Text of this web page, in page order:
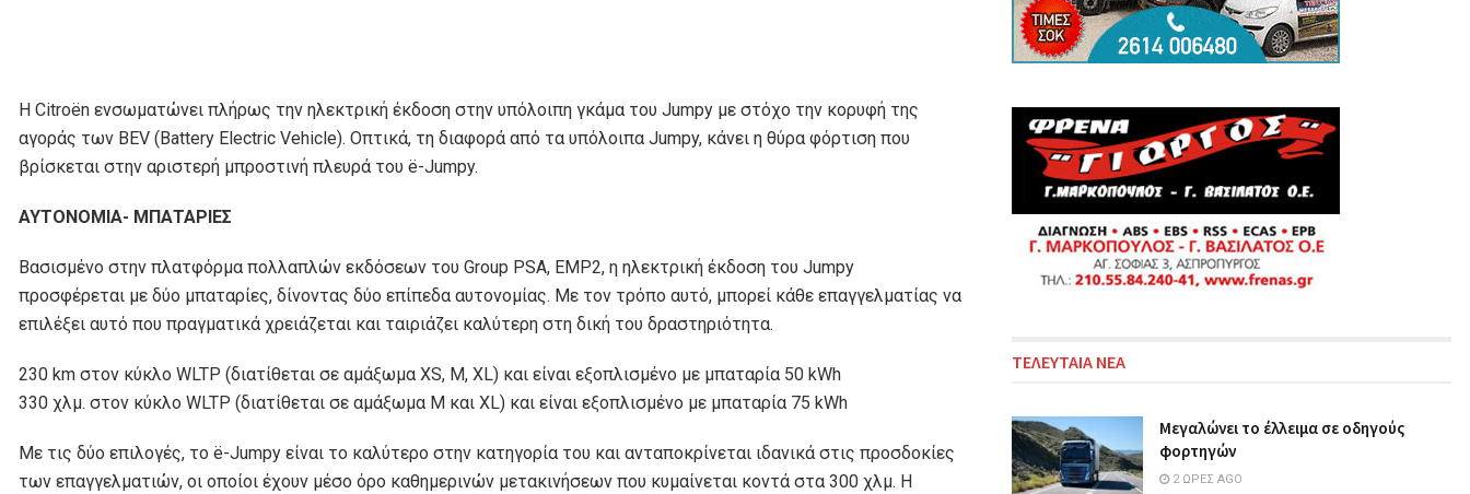
Η Citroën ενσωματώνει πλήρως την ηλεκτρική έκδοση στην υπόλοιπη γκάμα του Jumpy με στόχο την κορυφή της
αγοράς των BEV (Battery Electric Vehicle). Οπτικά, τη διαφορά από τα υπόλοιπα Jumpy, κάνει η θύρα φόρτιση που
βρίσκεται στην αριστερή μπροστινή πλευρά του ë-Jumpy.
ΑΥΤΟΝΟΜΙΑ- ΜΠΑΤΑΡΙΕΣ
Βασισμένο στην πλατφόρμα πολλαπλών εκδόσεων του Group PSA, EMP2, η ηλεκτρική έκδοση του Jumpy
προσφέρεται με δύο μπαταρίες, δίνοντας δύο επίπεδα αυτονομίας. Με τον τρόπο αυτό, μπορεί κάθε επαγγελματίας να
επιλέξει αυτό που πραγματικά χρειάζεται και ταιριάζει καλύτερη στη δική του δραστηριότητα.
230 km στον κύκλο WLTP (διατίθεται σε αμάξωμα XS, M, XL) και είναι εξοπλισμένο με μπαταρία 50 kWh
330 χλμ. στον κύκλο WLTP (διατίθεται σε αμάξωμα M και XL) και είναι εξοπλισμένο με μπαταρία 75 kWh
Με τις δύο επιλογές, το ë-Jumpy είναι το καλύτερο στην κατηγορία του και ανταποκρίνεται ιδανικά στις προσδοκίες
των επαγγελματιών, οι οποίοι έχουν μέσο όρο καθημερινών μετακινήσεων που κυμαίνεται κοντά στα 300 χλμ. Η
ΤΕΛΕΥΤΑΙΑ ΝΕΑ
Μεγαλώνει το έλλειμα σε οδηγούς
φορτηγών
2 ΏΡΕΣ AGO